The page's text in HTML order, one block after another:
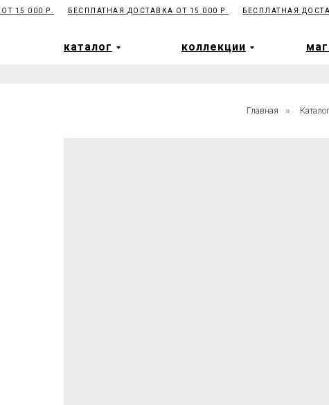
15 000 Р. БЕСПЛАТНАЯ ДОСТАВКА ОТ 15 000 Р. БЕСПЛАТНАЯ
каталог коллекции
каталог коллекции
Главная » Каталог